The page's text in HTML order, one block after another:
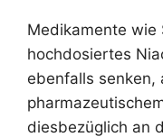
Medikamente wie
hochdosiertes
ebenfalls senken,
diesbezüglich an